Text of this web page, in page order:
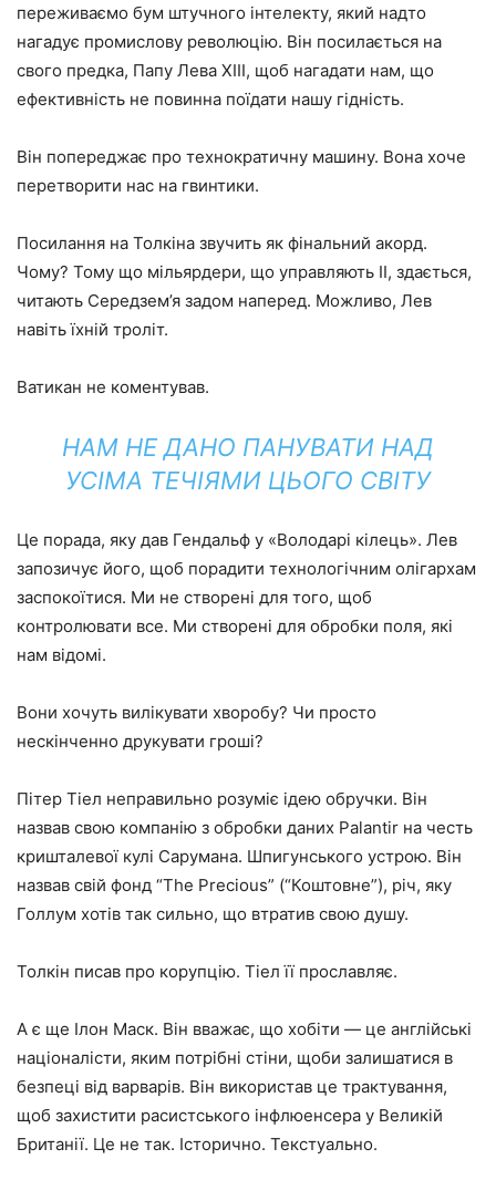
переживаємо бум штучного інтелекту, який надто
нагадує промислову революцію. Він посилається на
свого предка, Папу Лева XIII, щоб нагадати нам, що
ефективність не повинна поїдати нашу гідність.
Він попереджає про технократичну машину. Вона хоче
перетворити нас на гвинтики.
Посилання на Толкіна звучить як фінальний акорд.
Чому? Тому що мільярдери, що управляють ІІ, здається,
читають Середзем’я задом наперед. Можливо, Лев
навіть їхній троліт.
Ватикан не коментував.
НАМ НЕ ДАНО ПАНУВАТИ НАД
УСІМА ТЕЧІЯМИ ЦЬОГО СВІТУ
Це порада, яку дав Гендальф у «Володарі кілець». Лев
запозичує його, щоб порадити технологічним олігархам
заспокоїтися. Ми не створені для того, щоб
контролювати все. Ми створені для обробки поля, які
нам відомі.
Вони хочуть вилікувати хворобу? Чи просто
нескінченно друкувати гроші?
Пітер Тіел неправильно розуміє ідею обручки. Він
назвав свою компанію з обробки даних Palantir на честь
кришталевої кулі Сарумана. Шпигунського устрою. Він
назвав свій фонд “The Precious” (“Коштовне”), річ, яку
Голлум хотів так сильно, що втратив свою душу.
Толкін писав про корупцію. Тіел її прославляє.
А є ще Ілон Маск. Він вважає, що хобіти — це англійські
націоналісти, яким потрібні стіни, щоби залишатися в
безпеці від варварів. Він використав це трактування,
щоб захистити расистського інфлюенсера у Великій
Британії. Це не так. Історично. Текстуально.